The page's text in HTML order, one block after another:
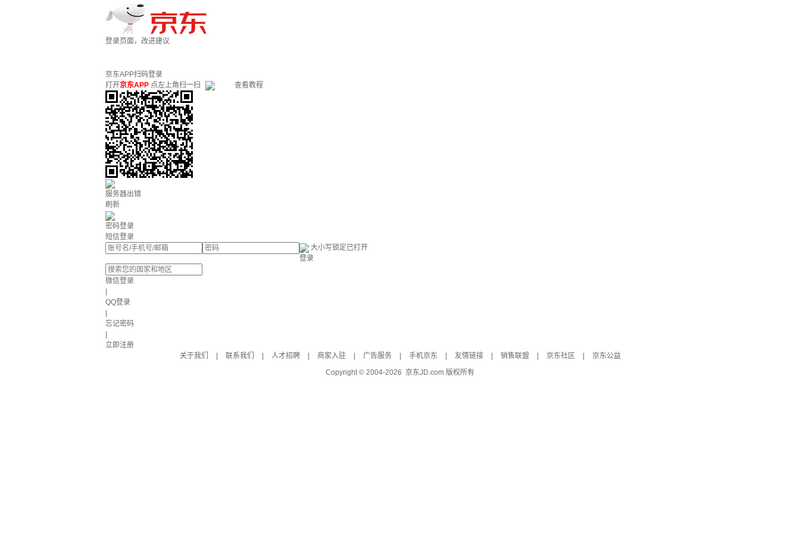
登录页面，改进建议
京东APP扫码登录
打开京东APP 点左上角扫一扫 查看教程
服务器出错
刷新
密码登录
短信登录
大小写锁定已打开
登录
微信登录
QQ登录
忘记密码
立即注册
关于我们
联系我们 人才招聘 商家入驻 广告服务 手机京东 友情链接 销售联盟 京东社区
京东公益
Copyright © 2004-2026 京东JD.com 版权所有